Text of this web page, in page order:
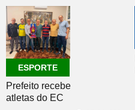
ESPORTE
Prefeito recebe
atletas do EC